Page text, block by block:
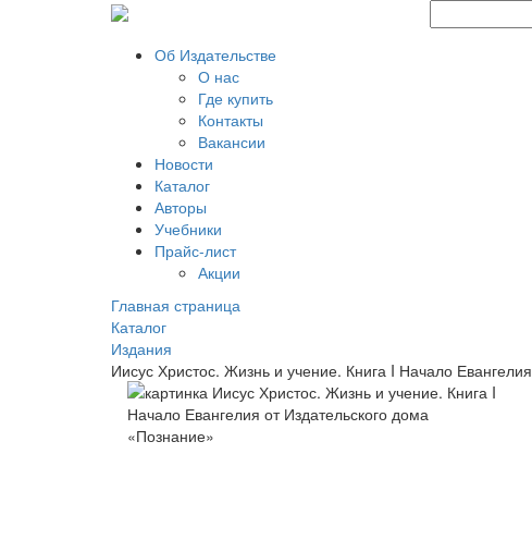
Об Издательстве
О нас
Где купить
Контакты
Вакансии
Новости
Каталог
Авторы
Учебники
Прайс-лист
Акции
Главная страница
Каталог
Издания
Иисус Христос. Жизнь и учение. Книга I Начало Евангелия